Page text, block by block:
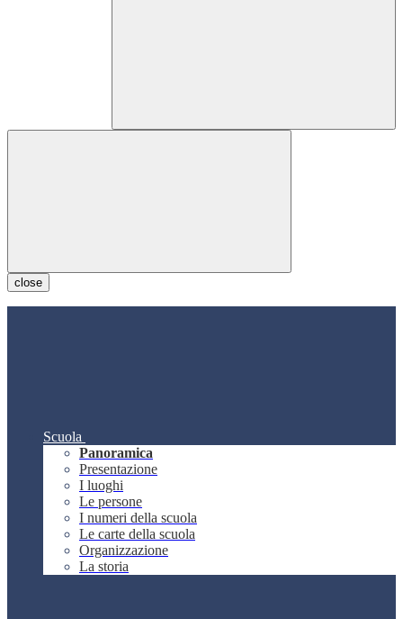
close
Scuola
Panoramica
Presentazione
I luoghi
Le persone
I numeri della scuola
Le carte della scuola
Organizzazione
La storia